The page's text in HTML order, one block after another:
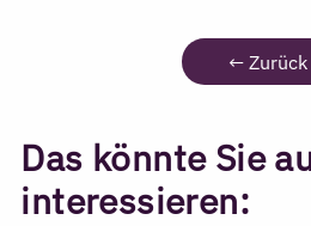
← Zurück
Das könnte Sie
interessieren: